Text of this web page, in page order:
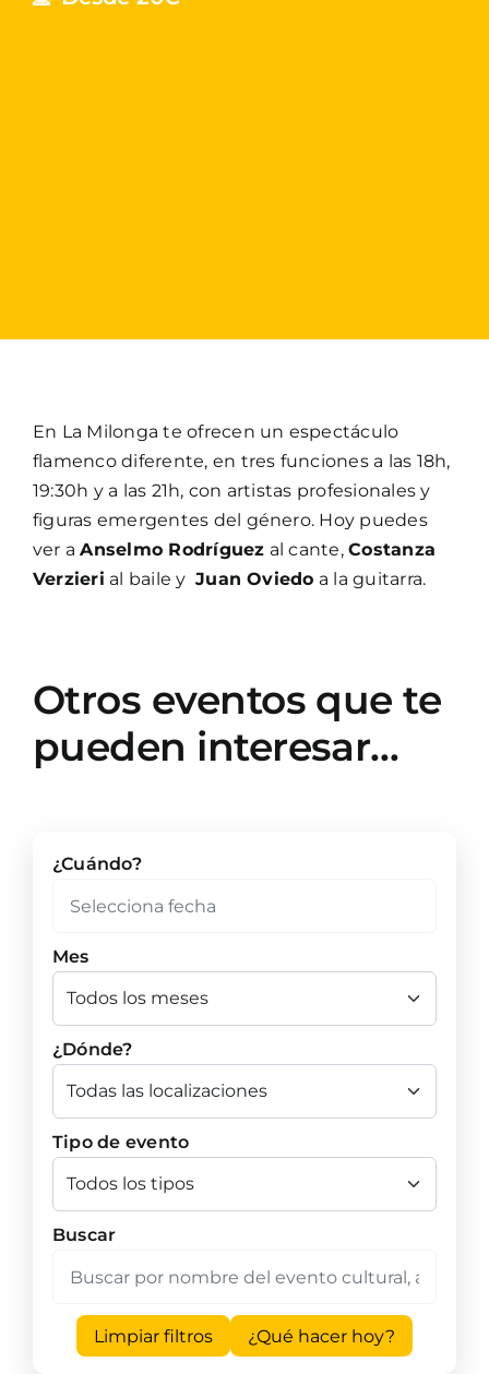
En La Milonga te ofrecen un espectáculo
flamenco diferente, en tres funciones a las 18h,
19:30h y a las 21h, con artistas profesionales y
figuras emergentes del género. Hoy puedes
ver aAnselmo Rodríguez al cante,Costanza
Verzieri al baile yJuan Oviedo a la guitarra.
Otros eventos que te
pueden interesar…
¿Cuándo?
Mes
¿Dónde?
Tipo de evento
Buscar
Limpiar filtros ¿Qué hacer hoy?